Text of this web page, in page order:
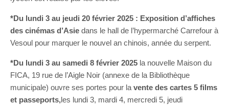
*Du lundi 3 au jeudi 20 février 2025 : Exposition d’affiches
des cinémas d’Asie dans le hall de l’hypermarché Carrefour à
Vesoul pour marquer le nouvel an chinois, année du serpent.
*Du lundi 3 au samedi 8 février 2025 la nouvelle Maison du
FICA, 19 rue de l’Aigle Noir (annexe de la Bibliothèque
municipale) ouvre ses portes pour la vente des cartes 5 films
et passeports,les lundi 3, mardi 4, mercredi 5, jeudi